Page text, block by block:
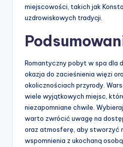
miejscowości, takich jak
uzdrowiskowych tradycji.
Romantyczny pobyt w spa dla
okazja do zacieśnienia więzi
okolicznościach przyrody.
wiele wyjątkowych miejsc,
niezapomniane chwile.
warto zwrócić uwagę na
oraz atmosferę, aby stworzyć
wspomnienia z ukochaną osobą.